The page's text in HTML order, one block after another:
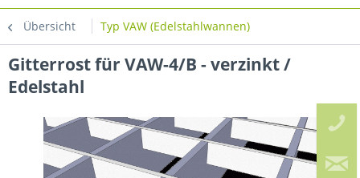
Übersicht Typ VAW (Edelstahlwannen)
Gitterrost für VAW-4/B - verzinkt /
Edelstahl